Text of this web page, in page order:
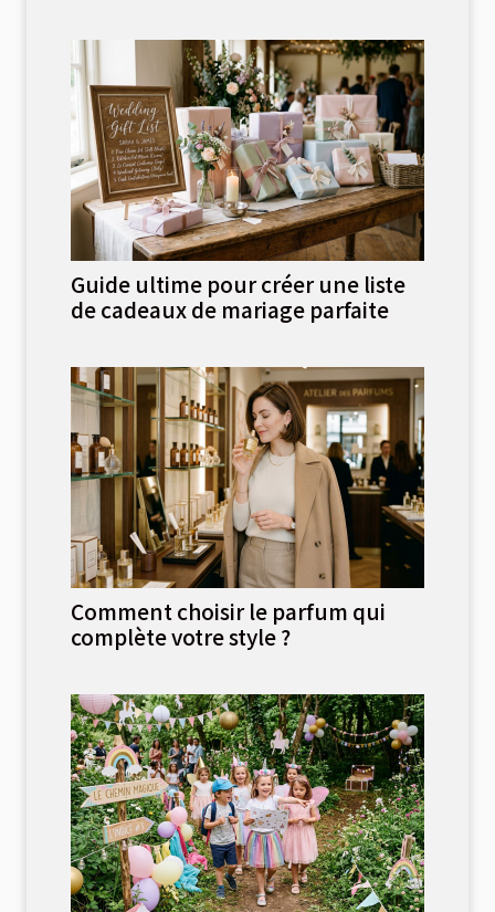
Guide ultime pour créer une liste
de cadeaux de mariage parfaite
Comment choisir le parfum qui
complète votre style ?